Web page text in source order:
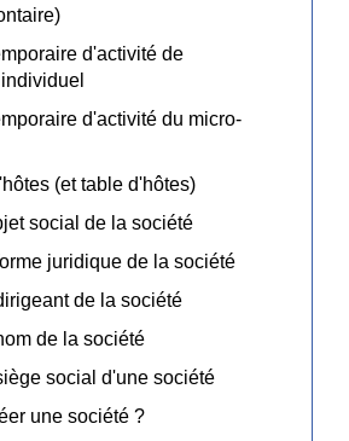
d'activité de
d'activité du micro-
(et table d'hôtes)
social de la société
juridique de la société
de la société
de la société
social d'une société
une société ?